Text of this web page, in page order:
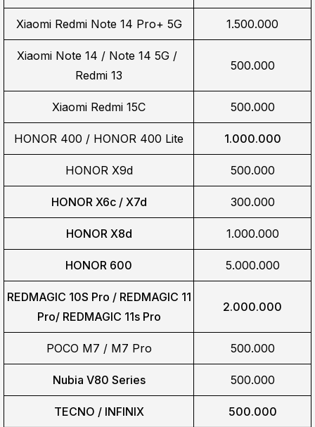
Xiaomi Redmi Note 14 Pro+ 5G 1.500.000
Xiaomi Note 14 / Note 14 5G /
Redmi 13
500.000
Xiaomi Redmi 15C 500.000
HONOR 400 / HONOR 400 Lite 1.000.000
HONOR X9d 500.000
HONOR X6c / X7d 300.000
HONOR X8d 1.000.000
HONOR 600 5.000.000
REDMAGIC 10S Pro / REDMAGIC 11
Pro/ REDMAGIC 11s Pro
2.000.000
POCO M7 / M7 Pro 500.000
Nubia V80 Series 500.000
TECNO / INFINIX 500.000